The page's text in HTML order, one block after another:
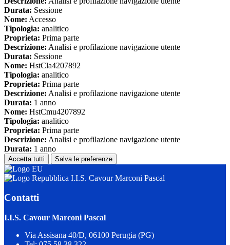
Durata: Sessione
Nome: Accesso
Tipologia: analitico
Proprieta: Prima parte
Descrizione: Analisi e profilazione navigazione utente
Durata: Sessione
Nome: HstCla4207892
Tipologia: analitico
Proprieta: Prima parte
Descrizione: Analisi e profilazione navigazione utente
Durata: 1 anno
Nome: HstCmu4207892
Tipologia: analitico
Proprieta: Prima parte
Descrizione: Analisi e profilazione navigazione utente
Durata: 1 anno
Accetta tutti Salva le preferenze
I.I.S. Cavour Marconi Pascal
Contatti
I.I.S. Cavour Marconi Pascal
Via Assisana 40/D, 06100 Perugia (PG)